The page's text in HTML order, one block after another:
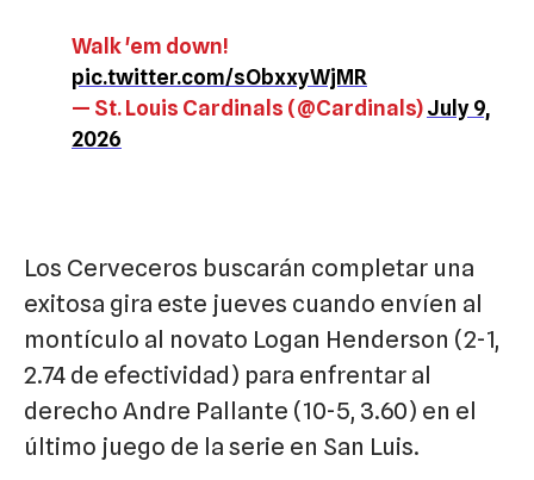
Walk 'em down!
pic.twitter.com/sObxxyWjMR
— St. Louis Cardinals (@Cardinals)July 9,
2026
Los Cerveceros buscarán completar una
exitosa gira este jueves cuando envíen al
montículo al novato Logan Henderson (2-1,
2.74 de efectividad) para enfrentar al
derecho Andre Pallante (10-5, 3.60) en el
último juego de la serie en San Luis.